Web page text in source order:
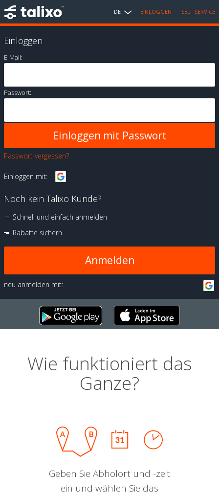
DE EINLOGGEN SELF SERVICE
Einloggen
E-Mail:
Passwort:
Passwort vergessen?
Einloggen mit:
Noch kein Talixo Kunde?
Schnell und einfach anmelden
Rabatte sichern
Anmelden
neu anmelden mit:
Wie funktioniert das
Ganze?
Geben Sie Abholort und -zeit
ein und wählen Sie das